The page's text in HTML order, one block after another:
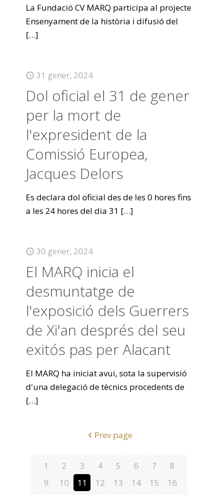
La Fundació CV MARQ participa al projecte
Ensenyament de la història i difusió del
[…]
31 gener, 2024
Dol oficial el 31 de gener
per la mort de
l'expresident de la
Comissió Europea,
Jacques Delors
Es declara dol oficial des de les 0 hores fins
a les 24 hores del dia 31 […]
30 gener, 2024
El MARQ inicia el
desmuntatge de
l'exposició dels Guerrers
de Xi'an després del seu
exitós pas per Alacant
El MARQ ha iniciat avui, sota la supervisió
d'una delegació de tècnics procedents de
[…]
Prev page
1 2 3 4 5 6 7
8
9
10 11 12 13 14 15
16